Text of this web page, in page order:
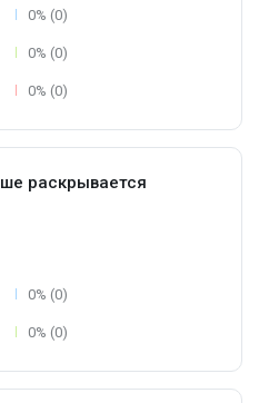
0% (0)
0% (0)
0% (0)
раскрывается
0% (0)
0% (0)